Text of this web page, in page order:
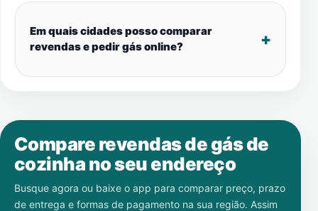
Em quais cidades posso comparar
revendas e pedir gás online?
Compare revendas de gás de
cozinha no seu endereço
Busque agora ou baixe o app para comparar preço, prazo
de entrega e formas de pagamento na sua região. Assim